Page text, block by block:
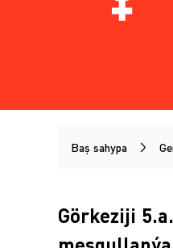
Baş sahypa
Görkeziji